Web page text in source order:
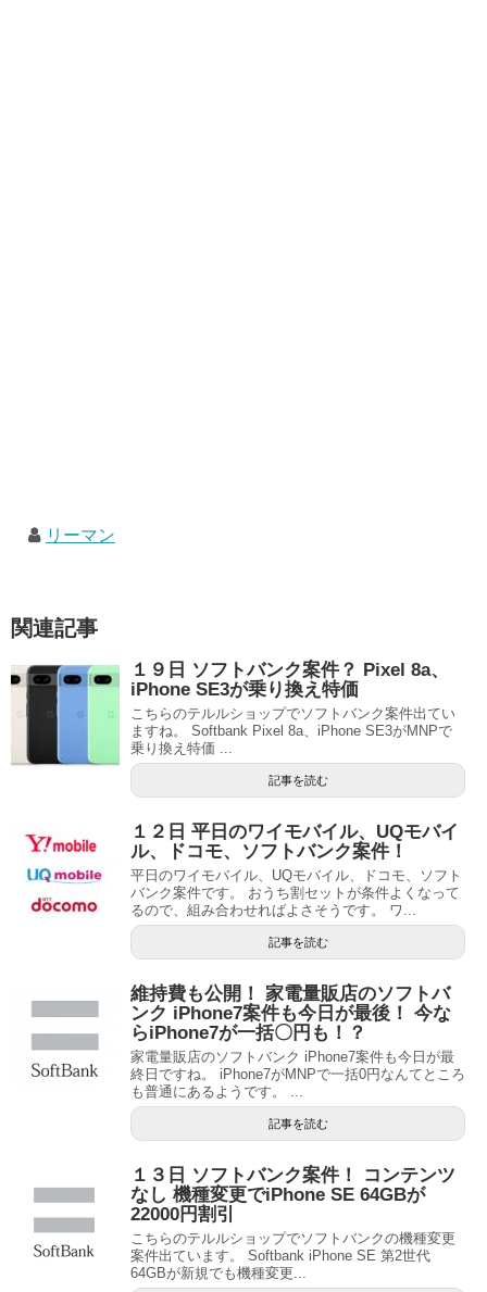
リーマン
関連記事
１９日 ソフトバンク案件？ Pixel 8a、
iPhone SE3が乗り換え特価
こちらのテルルショップでソフトバンク案件出てい
ますね。 Softbank Pixel 8a、iPhone SE3がMNPで
乗り換え特価 ...
記事を読む
１２日 平日のワイモバイル、UQモバイ
ル、ドコモ、ソフトバンク案件！
平日のワイモバイル、UQモバイル、ドコモ、ソフト
バンク案件です。 おうち割セットが条件よくなって
るので、組み合わせればよさそうです。 ワ...
記事を読む
維持費も公開！ 家電量販店のソフトバ
ンク iPhone7案件も今日が最後！ 今な
らiPhone7が一括〇円も！？
家電量販店のソフトバンク iPhone7案件も今日が最
終日ですね。 iPhone7がMNPで一括0円なんてところ
も普通にあるようです。 ...
記事を読む
１３日 ソフトバンク案件！ コンテンツ
なし 機種変更でiPhone SE 64GBが
22000円割引
こちらのテルルショップでソフトバンクの機種変更
案件出ています。 Softbank iPhone SE 第2世代
64GBが新規でも機種変更...